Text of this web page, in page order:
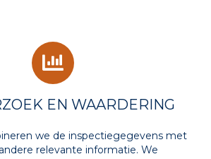
EN WAARDERING
we de inspectiegegevens met
relevante informatie. We